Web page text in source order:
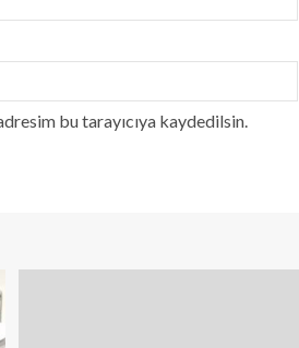
bu tarayıcıya kaydedilsin.